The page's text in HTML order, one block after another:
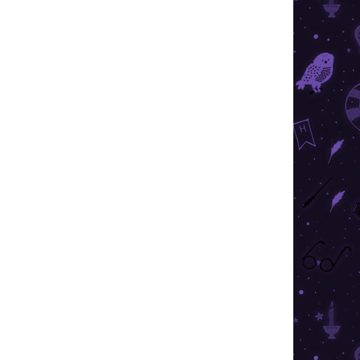
Harry Potter - Mardekár motívummal.